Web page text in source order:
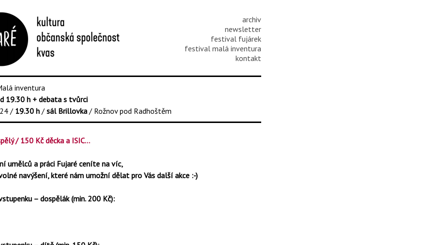
archiv
newsletter
festival fujárek
festival malá inventura
kontakt
inventura
19.30 h + debata s tvůrci
/ 19.30 h / sál Brillovka / Rožnov pod Radhoštěm
/ 150 Kč děcka a ISIC…
umělců a práci Fujaré ceníte na víc,
navýšení, které nám umožní dělat pro Vás další akce :-)
– dospělák (min. 200 Kč):